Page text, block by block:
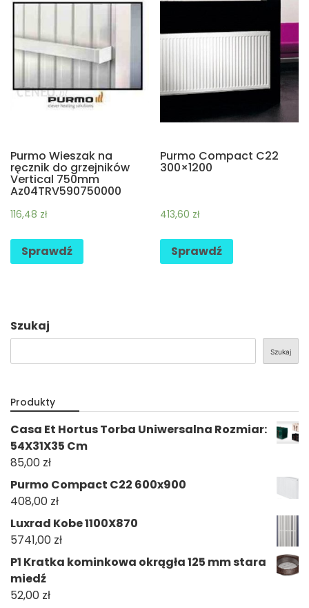
Purmo Wieszak na
ręcznik do grzejników
Vertical 750mm
Az04TRV590750000
116,48 zł
Sprawdź
Purmo Compact C22
300×1200
413,60 zł
Sprawdź
Szukaj
Szukaj
Produkty
Casa Et Hortus Torba Uniwersalna Rozmiar:
54X31X35 Cm
85,00 zł
Purmo Compact C22 600x900
408,00 zł
Luxrad Kobe 1100X870
5741,00 zł
P1 Kratka kominkowa okrągła 125 mm stara
miedź
52,00 zł